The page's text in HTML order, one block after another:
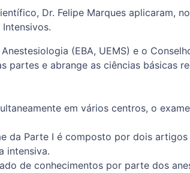
Dr. Felipe Marques aplicaram,
(EBA, UEMS) e o
partes e abrange as ciências básicas
em vários centros, o
da Parte I é composto por dois
intensiva.
de conhecimentos por parte dos